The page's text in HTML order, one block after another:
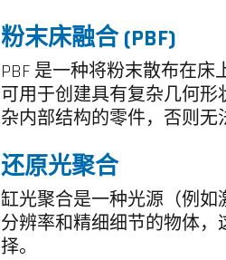
粉末床融合 (PBF)
PBF 是一种将粉末散布在
可用于创建具有复杂几何形
杂内部结构的零件，否则无
还原光聚合
缸光聚合是一种光源（例
分辨率和精细细节的物体
择。